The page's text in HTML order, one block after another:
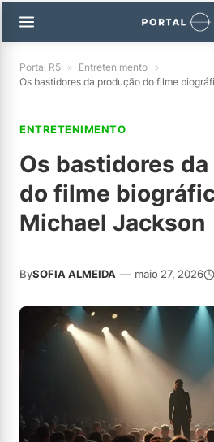
Portal R5 » Entretenimento »
Os bastidores da produção do filme
ENTRETENIMENTO
Os bastidores
do filme
Michael Jackson
BySOFIA ALMEIDA — maio 27, 2026